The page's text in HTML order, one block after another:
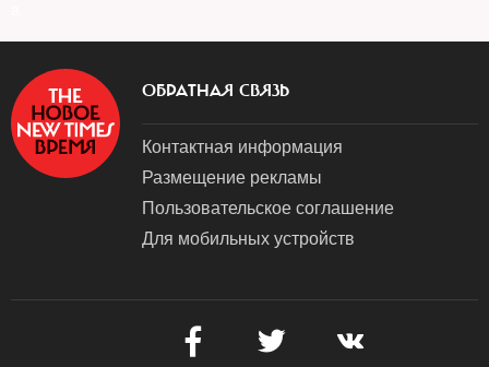
ОБРАТНАЯ СВЯЗЬ
Контактная информация
Размещение рекламы
Пользовательское соглашение
Для мобильных устройств